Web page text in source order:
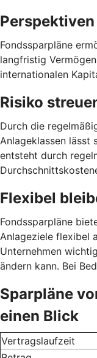
Fondssparpläne
langfristig
internationalen
Risiko
Durch die
Anlageklassen lässt
entsteht durch
Flexibel
Fondssparpläne
Anlageziele flexibel
Unternehmen
ändern kann. Bei
Sparpläne
einen Blick
Vertragslaufzeit